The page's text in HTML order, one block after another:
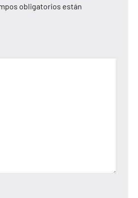
obligatorios están